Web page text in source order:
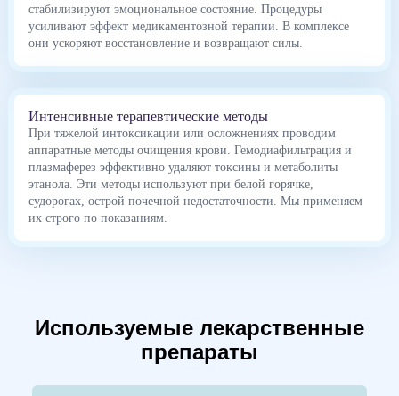
стабилизируют эмоциональное состояние. Процедуры
усиливают эффект медикаментозной терапии. В комплексе
они ускоряют восстановление и возвращают силы.
Интенсивные терапевтические методы
При тяжелой интоксикации или осложнениях проводим
аппаратные методы очищения крови. Гемодиафильтрация и
плазмаферез эффективно удаляют токсины и метаболиты
этанола. Эти методы используют при белой горячке,
судорогах, острой почечной недостаточности. Мы применяем
их строго по показаниям.
Используемые лекарственные
препараты